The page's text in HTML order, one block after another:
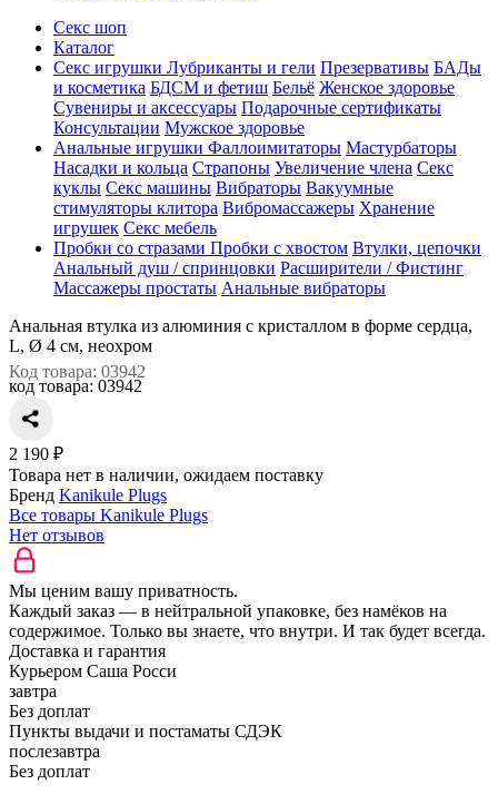
Секс шоп
Каталог
Секс игрушки Лубриканты и гели Презервативы БАДы
и косметика БДСМ и фетиш Бельё Женское здоровье
Сувениры и аксессуары Подарочные сертификаты
Консультации Мужское здоровье
Анальные игрушки Фаллоимитаторы Мастурбаторы
Насадки и кольца Страпоны Увеличение члена Секс
куклы Секс машины Вибраторы Вакуумные
стимуляторы клитора Вибромассажеры Хранение
игрушек Секс мебель
Пробки со стразами Пробки с хвостом Втулки, цепочки
Анальный душ / спринцовки Расширители / Фистинг
Массажеры простаты Анальные вибраторы
Анальная втулка из алюминия с кристаллом в форме сердца,
L, Ø 4 см, неохром
Код товара: 03942
код товара: 03942
2 190 ₽
Товара нет в наличии, ожидаем поставку
Бренд Kanikule Plugs
Все товары Kanikule Plugs
Нет отзывов
Мы ценим вашу приватность.
Каждый заказ — в нейтральной упаковке, без намёков на
содержимое. Только вы знаете, что внутри. И так будет всегда.
Доставка и гарантия
Курьером Саша Росси
завтра
Без доплат
Пункты выдачи и постаматы СДЭК
послезавтра
Без доплат